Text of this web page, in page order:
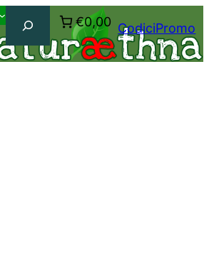
Cerca €0,00 CodiciPromo